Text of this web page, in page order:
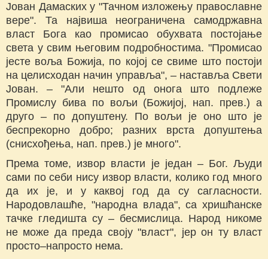
Јован Дамаских у "Тачном изложењу православне
вере". Та највиша неограничена самодржавна
власт Бога као промисао обухвата постојање
света у свим његовим подробностима. "Промисао
јесте воља Божија, по којој се свиме што постоји
на целисходан начин управља", – наставља Свети
Јован. – "Али нешто од онога што подлеже
Промислу бива по вољи (Божијој, нап. прев.) а
друго – по допуштену. По вољи је оно што је
беспрекорно добро; разних врста допуштења
(снисхођења, нап. прев.) је много".
Према томе, извор власти је један – Бог. Људи
сами по себи нису извор власти, колико год много
да их је, и у каквој год да су сагласности.
Народовлашће, "народна влада", са хришћанске
тачке гледишта су – бесмислица. Народ никоме
не може да преда своју "власт", јер он ту власт
просто–напросто нема.